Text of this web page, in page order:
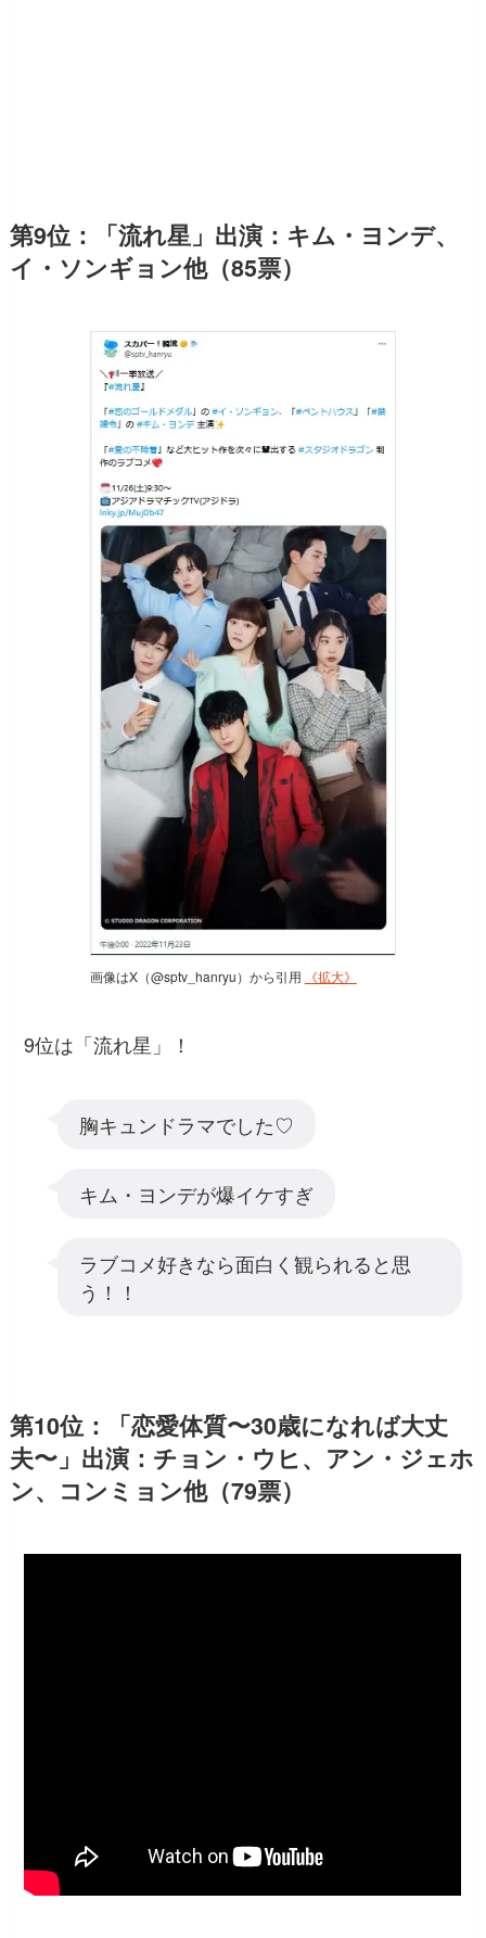
第9位：「流れ星」出演：キム・ヨンデ、
イ・ソンギョン他（85票）
画像はX（@sptv_hanryu）から引用 《拡大》
9位は「流れ星」！
胸キュンドラマでした♡
キム・ヨンデが爆イケすぎ
ラブコメ好きなら面白く観られると思
う！！
第10位：「恋愛体質〜30歳になれば大丈
夫〜」出演：チョン・ウヒ、アン・ジェホ
ン、コンミョン他（79票）